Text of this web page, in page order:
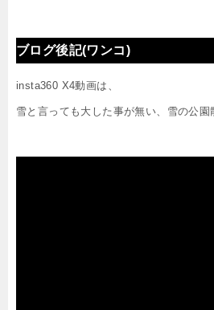
ブログ後記(ワンコ)
insta360 X4動画は、
雪と言っても大した事が無い、雪の公園